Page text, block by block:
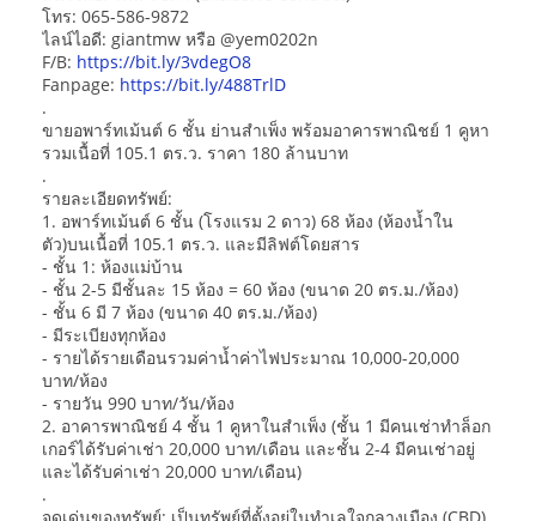
โทร: 065-586-9872
ไลน์ไอดี: giantmw หรือ @yem0202n
F/B: https://bit.ly/3vdegO8
Fanpage: https://bit.ly/488TrlD
.
ขายอพาร์ทเม้นต์ 6 ชั้น ย่านสำเพ็ง พร้อมอาคารพาณิชย์ 1 คูหา
รวมเนื้อที่ 105.1 ตร.ว. ราคา 180 ล้านบาท
.
รายละเอียดทรัพย์:
1. อพาร์ทเม้นต์ 6 ชั้น (โรงแรม 2 ดาว) 68 ห้อง (ห้องน้ำใน
ตัว)บนเนื้อที่ 105.1 ตร.ว. และมีลิฟต์โดยสาร
- ชั้น 1: ห้องแม่บ้าน
- ชั้น 2-5 มีชั้นละ 15 ห้อง = 60 ห้อง (ขนาด 20 ตร.ม./ห้อง)
- ชั้น 6 มี 7 ห้อง (ขนาด 40 ตร.ม./ห้อง)
- มีระเบียงทุกห้อง
- รายได้รายเดือนรวมค่าน้ำค่าไฟประมาณ 10,000-20,000
บาท/ห้อง
- รายวัน 990 บาท/วัน/ห้อง
2. อาคารพาณิชย์ 4 ชั้น 1 คูหาในสำเพ็ง (ชั้น 1 มีคนเช่าทำล็อก
เกอร์ได้รับค่าเช่า 20,000 บาท/เดือน และชั้น 2-4 มีคนเช่าอยู่
และได้รับค่าเช่า 20,000 บาท/เดือน)
.